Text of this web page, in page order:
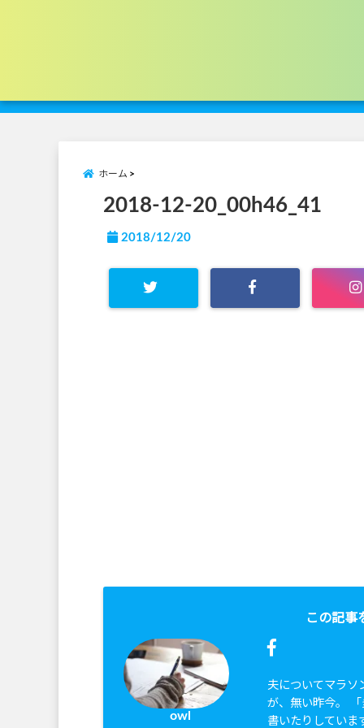
ホーム
2018-12-20_00h46_41
2018/12/20
この記事
owl
夫についてマラソ
が、無い昨今。
書いたりしていま